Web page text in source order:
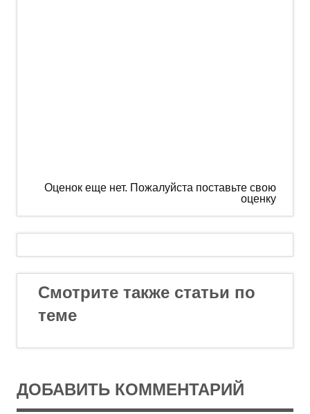
Оценок еще нет. Пожалуйста поставьте свою
оценку
Смотрите также статьи по
теме
ДОБАВИТЬ КОММЕНТАРИЙ